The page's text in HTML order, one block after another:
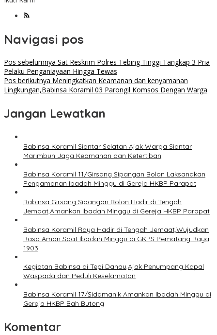
Navigasi pos
Pos sebelumnya Sat Reskrim Polres Tebing Tinggi Tangkap 3 Pria
Pelaku Penganiayaan Hingga Tewas
Pos berikutnya Meningkatkan Keamanan dan kenyamanan
Lingkungan,Babinsa Koramil 03 Parongil Komsos Dengan Warga
Jangan Lewatkan
Babinsa Koramil Siantar Selatan Ajak Warga Siantar
Marimbun Jaga Keamanan dan Ketertiban
Babinsa Koramil 11/Girsang Sipangan Bolon Laksanakan
Pengamanan Ibadah Minggu di Gereja HKBP Parapat
Babinsa Girsang Sipangan Bolon Hadir di Tengah
Jemaat,Amankan Ibadah Minggu di Gereja HKBP Parapat
Babinsa Koramil Raya Hadir di Tengah Jemaat,Wujudkan
Rasa Aman Saat Ibadah Minggu di GKPS Pematang Raya
1903
Kegiatan Babinsa di Tepi Danau,Ajak Penumpang Kapal
Waspada dan Peduli Keselamatan
Babinsa Koramil 17/Sidamanik Amankan Ibadah Minggu di
Gereja HKBP Bah Butong
Komentar